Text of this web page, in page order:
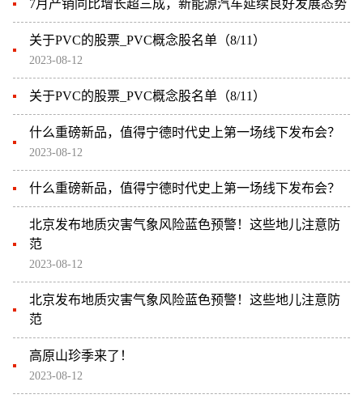
7月产销同比增长超三成，新能源汽车延续良好发展态势
关于PVC的股票_PVC概念股名单（8/11）
2023-08-12
关于PVC的股票_PVC概念股名单（8/11）
什么重磅新品，值得宁德时代史上第一场线下发布会？
2023-08-12
什么重磅新品，值得宁德时代史上第一场线下发布会？
北京发布地质灾害气象风险蓝色预警！这些地儿注意防
范
2023-08-12
北京发布地质灾害气象风险蓝色预警！这些地儿注意防
范
高原山珍季来了！
2023-08-12